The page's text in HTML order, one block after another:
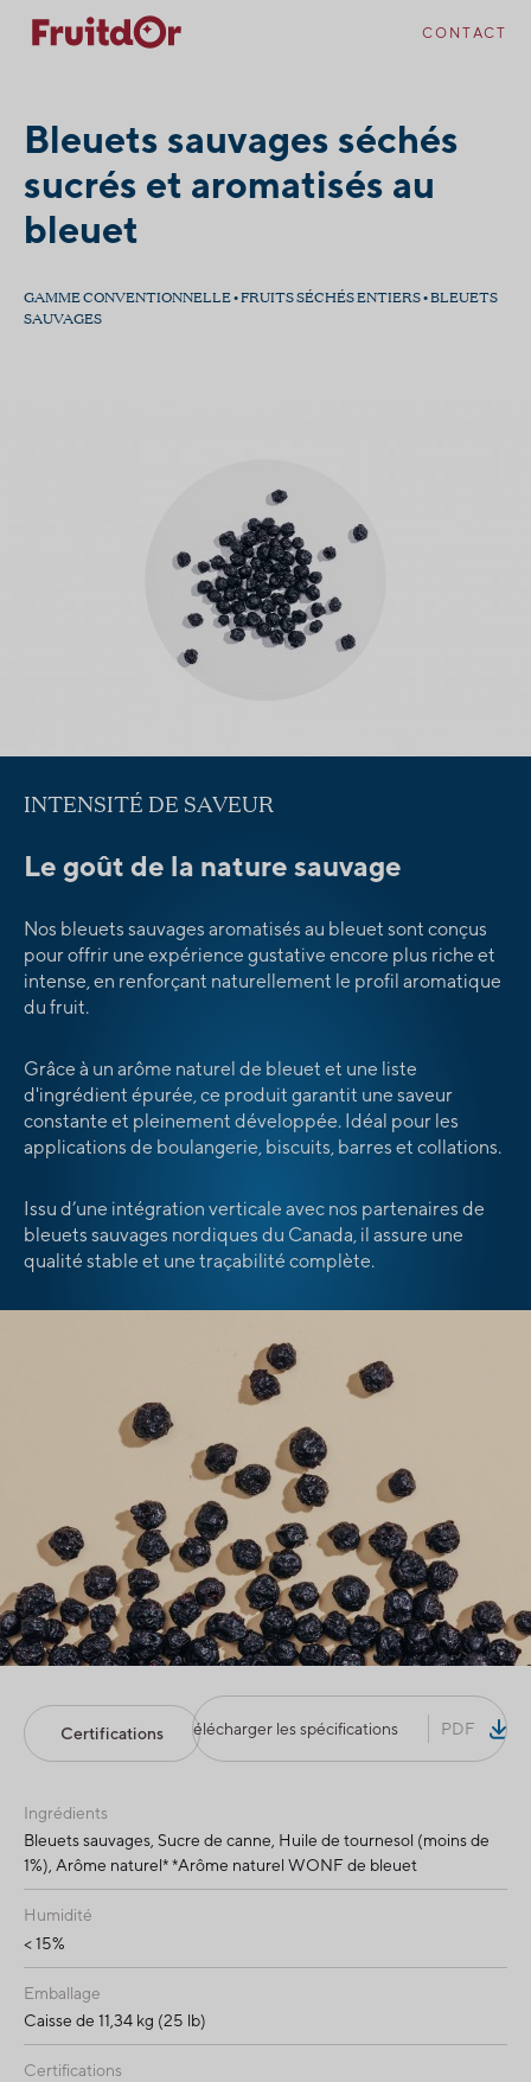
content
navigation
CONTACT
Bleuets sauvages séchés
sucrés et aromatisés au
bleuet
GAMME CONVENTIONNELLE • FRUITS SÉCHÉS ENTIERS • BLEUETS
SAUVAGES
INTENSITÉ DE SAVEUR
Le goût de la nature sauvage
Nos bleuets sauvages aromatisés au bleuet sont conçus
pour offrir une expérience gustative encore plus riche et
intense, en renforçant naturellement le profil aromatique
du fruit.
Grâce à un arôme naturel de bleuet et une liste
d'ingrédient épurée, ce produit garantit une saveur
constante et pleinement développée. Idéal pour les
applications de boulangerie, biscuits, barres et collations.
Issu d’une intégration verticale avec nos partenaires de
bleuets sauvages nordiques du Canada, il assure une
qualité stable et une traçabilité complète.
Certifications Télécharger les spécifications PDF
Ingrédients
Bleuets sauvages, Sucre de canne, Huile de tournesol (moins de
1%), Arôme naturel* *Arôme naturel WONF de bleuet
Humidité
< 15%
Emballage
Caisse de 11,34 kg (25 lb)
Certifications